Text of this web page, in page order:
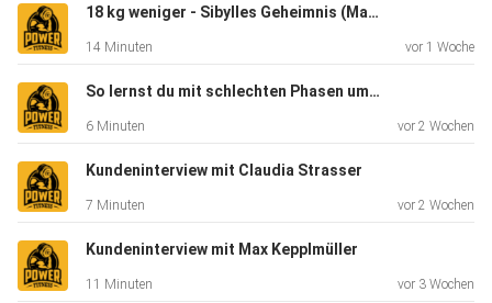
Viel Spaß bei der Episode!
18 kg weniger - Sibylles Geheimnis (Mama wollte wieder fit für ihr Kind sein)
14 Minuten vor 1 Woche
So lernst du mit schlechten Phasen umzugehen (Musterbrechen)
6 Minuten vor 2 Wochen
Kundeninterview mit Claudia Strasser
7 Minuten vor 2 Wochen
Kundeninterview mit Max Kepplmüller
11 Minuten vor 3 Wochen